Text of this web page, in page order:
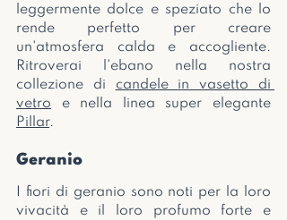
leggermente dolce e speziato che lo
rende perfetto per creare
un'atmosfera calda e accogliente.
Ritroverai l'ebano nella nostra
collezione di candele in vasetto di
vetro
Pillar.
Geranio
I fiori di geranio sono noti per la loro
vivacità e il loro profumo forte e